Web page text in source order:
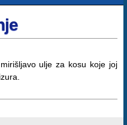
ulje za kosu koje joj